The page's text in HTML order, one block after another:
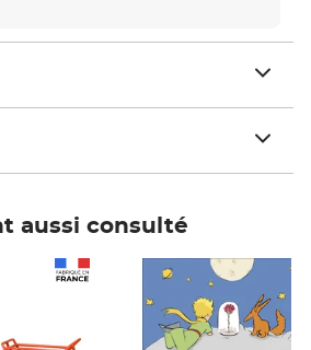
aussi consulté
Prix 7,50€